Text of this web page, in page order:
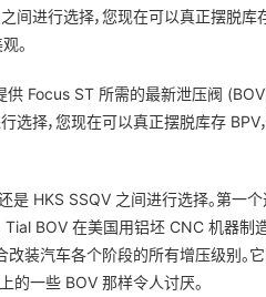
间进行选择，您现在可以真正摆脱库
。
Focus ST 所需的最新泄压阀
选择，您现在可以真正摆脱库存 BPV
HKS SSQV 之间进行选择。第一
BOV 在美国用铝坯 CNC 机器制
装汽车各个阶段的所有增压级别。它
的一些 BOV 那样令人讨厌。